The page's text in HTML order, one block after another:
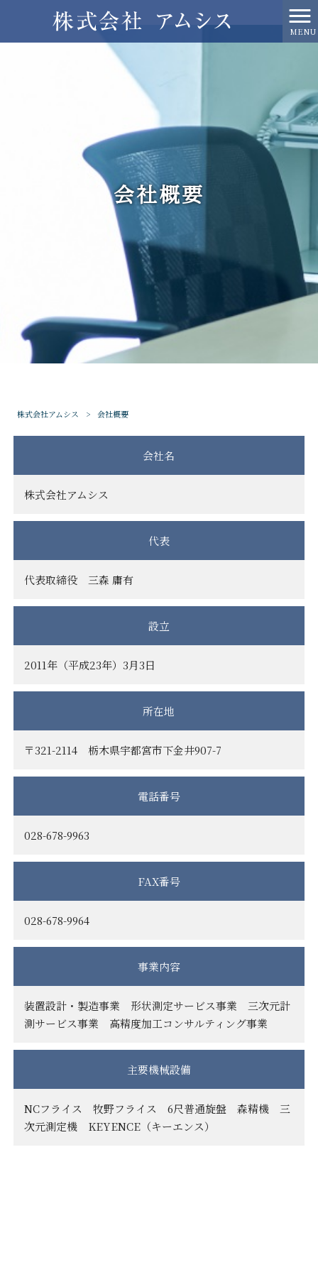
MENU
会社概要
株式会社アムシス > 会社概要
会社名
株式会社アムシス
代表
代表取締役 三森 庸有
設立
2011年（平成23年）3月3日
所在地
〒321-2114 栃木県宇都宮市下金井907-7
電話番号
028-678-9963
FAX番号
028-678-9964
事業内容
装置設計・製造事業 形状測定サービス事業 三次元計
測サービス事業 高精度加工コンサルティング事業
主要機械設備
NCフライス 牧野フライス 6尺普通旋盤 森精機 三
次元測定機 KEYENCE（キーエンス）